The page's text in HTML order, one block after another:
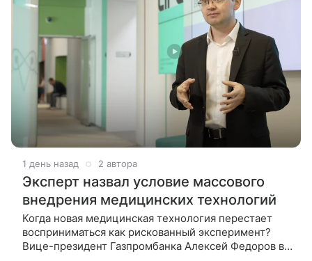
1 день назад 2 автора
Эксперт назвал условие массового
внедрения медицинских технологий
Когда новая медицинская технология перестает
восприниматься как рискованный эксперимент?
Вице-президент Газпромбанка Алексей Федоров во